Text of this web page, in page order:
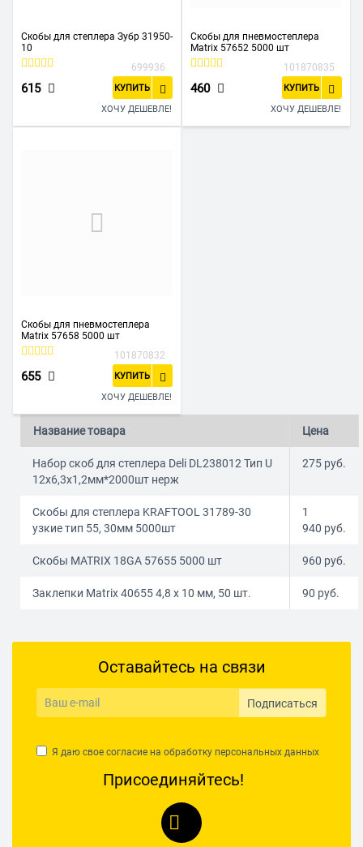
Скобы для степлера Зубр 31950-
10
699936
615 КУПИТЬ
ХОЧУ ДЕШЕВЛЕ!
Скобы для пневмостеплера
Matrix 57652 5000 шт
101870835
460 КУПИТЬ
ХОЧУ ДЕШЕВЛЕ!
Скобы для пневмостеплера
Matrix 57658 5000 шт
101870832
655 КУПИТЬ
ХОЧУ ДЕШЕВЛЕ!
Название товара Цена
Набор скоб для степлера Deli DL238012 Тип U
12х6,3х1,2мм*2000шт нерж
275 руб.
Скобы для степлера KRAFTOOL 31789-30
узкие тип 55, 30мм 5000шт
1
940 руб.
Скобы MATRIX 18GA 57655 5000 шт 960 руб.
Заклепки Matrix 40655 4,8 х 10 мм, 50 шт. 90 руб.
Оставайтесь на связи
Подписаться
Я даю свое согласие на обработку персональных данных
Присоединяйтесь!